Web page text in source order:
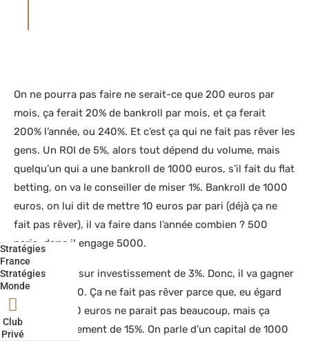
On ne pourra pas faire ne serait-ce que 200 euros par
mois, ça ferait 20% de bankroll par mois, et ça ferait
200% l’année, ou 240%. Et c’est ça qui ne fait pas rêver les
gens. Un ROI de 5%, alors tout dépend du volume, mais
quelqu’un qui a une bankroll de 1000 euros, s’il fait du flat
betting, on va le conseiller de miser 1%. Bankroll de 1000
euros, on lui dit de mettre 10 euros par pari (déjà ça ne
fait pas rêver), il va faire dans l’année combien ? 500
paris, donc il engage 5000.
Il a un retour sur investissement de 3%. Donc, il va gagner
150 pour 1000. Ça ne fait pas rêver parce que, eu égard
au travail, 150 euros ne parait pas beaucoup, mais ça
reste un placement de 15%. On parle d’un capital de 1000
Stratégies
France
Stratégies
Monde
Club
Privé